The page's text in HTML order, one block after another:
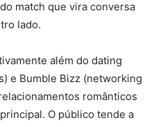
match que vira conversa
lado.
além do dating
e Bumble Bizz (networking
românticos
O público tende a